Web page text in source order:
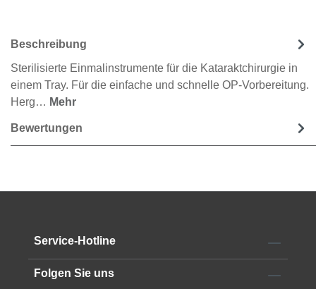
Beschreibung
Sterilisierte Einmalinstrumente für die Kataraktchirurgie in
einem Tray. Für die einfache und schnelle OP-Vorbereitung.
Herg… Mehr
Bewertungen
Service-Hotline
Folgen Sie uns